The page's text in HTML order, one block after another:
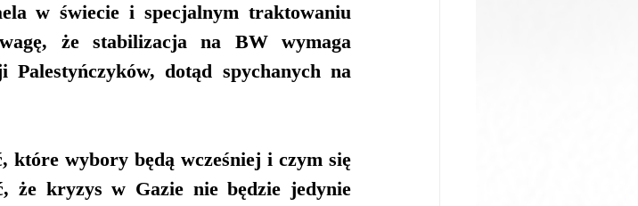
w świecie i specjalnym traktowaniu
że stabilizacja na BW wymaga
Palestyńczyków, dotąd spychanych na
wybory będą wcześniej i czym się
że kryzys w Gazie nie będzie jedynie